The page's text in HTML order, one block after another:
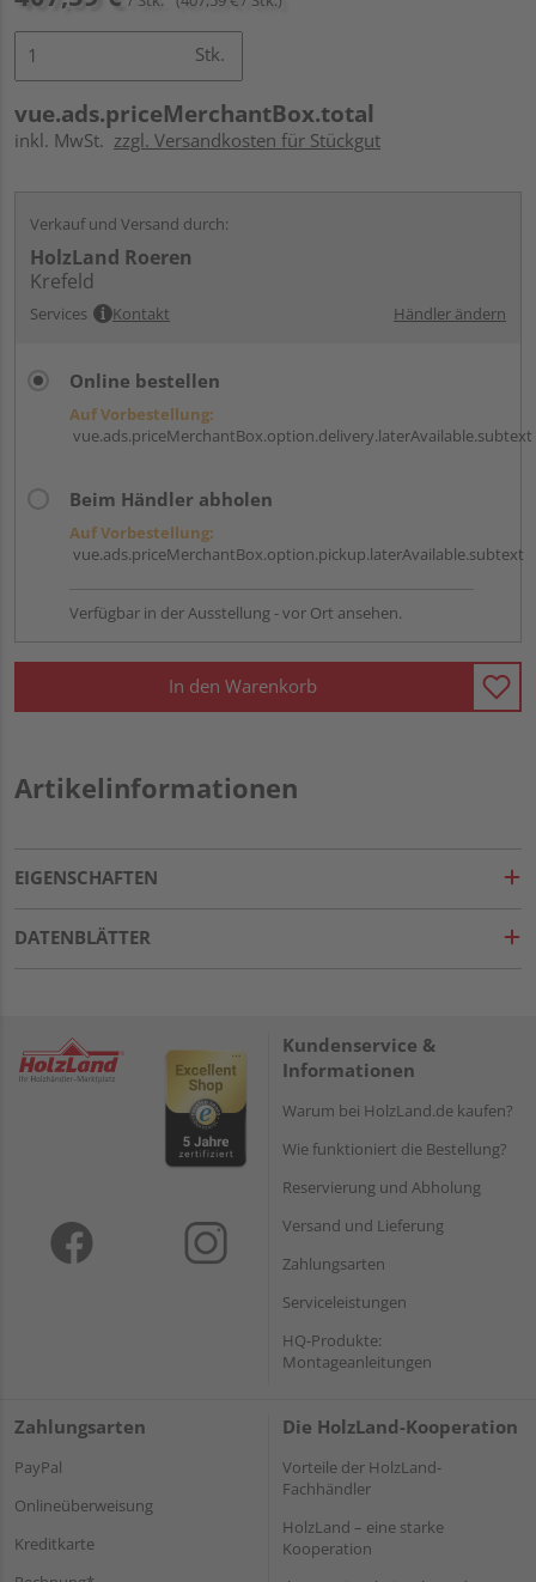
Stk.
vue.ads.priceMerchantBox.total
inkl. MwSt. zzgl. Versandkosten für Stückgut
Verkauf und Versand durch:
HolzLand Roeren
Krefeld
Services Kontakt Händler ändern
Online bestellen
Auf Vorbestellung:
vue.ads.priceMerchantBox.option.delivery.laterAvailable.subtext
Beim Händler abholen
Auf Vorbestellung:
vue.ads.priceMerchantBox.option.pickup.laterAvailable.subtext
Verfügbar in der Ausstellung - vor Ort ansehen.
In den Warenkorb
Artikelinformationen
EIGENSCHAFTEN
DATENBLÄTTER
Kundenservice &
Informationen
Warum bei HolzLand.de kaufen?
Wie funktioniert die Bestellung?
Reservierung und Abholung
Versand und Lieferung
Zahlungsarten
Serviceleistungen
HQ-Produkte:
Montageanleitungen
Zahlungsarten
PayPal
Onlineüberweisung
Kreditkarte
Die HolzLand-Kooperation
Vorteile der HolzLand-
Fachhändler
HolzLand – eine starke
Kooperation